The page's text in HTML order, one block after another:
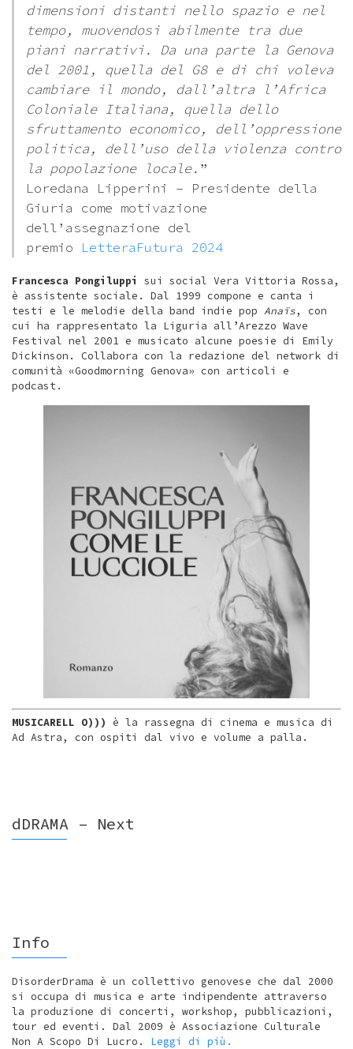
dimensioni distanti nello spazio e nel
tempo, muovendosi abilmente tra due
piani narrativi. Da una parte la Genova
del 2001, quella del G8 e di chi voleva
cambiare il mondo, dall’altra l’Africa
Coloniale Italiana, quella dello
sfruttamento economico, dell’oppressione
politica, dell’uso della violenza contro
la popolazione locale. ”
Loredana Lipperini – Presidente della
Giuria come motivazione
dell’assegnazione del
premio LetteraFutura 2024
Francesca Pongiluppi
sui social Vera Vittoria Rossa,
è assistente sociale. Dal 1999 compone e canta i
testi e le melodie della band indie pop Anaïs, con
cui ha rappresentato la Liguria all’Arezzo Wave
Festival nel 2001 e musicato alcune poesie di Emily
Dickinson. Collabora con la redazione del network di
comunità «Goodmorning Genova» con articoli e
podcast.
MUSICARELL O))) è la rassegna di cinema e musica di
Ad Astra, con ospiti dal vivo e volume a palla.
dDRAMA – Next
Info
DisorderDrama è un collettivo genovese che dal 2000
si occupa di musica e arte indipendente attraverso
la produzione di concerti, workshop, pubblicazioni,
tour ed eventi. Dal 2009 è Associazione Culturale
Non A Scopo Di Lucro. Leggi di più.